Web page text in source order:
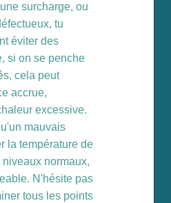
surcharge, ou
tu
éviter des
si on se penche
cela peut
accrue,
excessive.
mauvais
la température de
normaux,
N'hésite pas
tous les points